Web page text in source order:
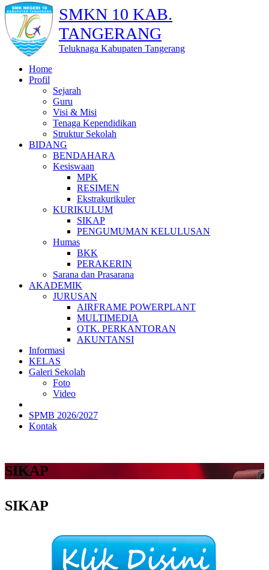
SMKN 10 KAB.
TANGERANG
Teluknaga Kabupaten Tangerang
Home
Profil
Sejarah
Guru
Visi & Misi
Tenaga Kependidikan
Struktur Sekolah
BIDANG
BENDAHARA
Kesiswaan
MPK
RESIMEN
Ekstrakurikuler
KURIKULUM
SIKAP
PENGUMUMAN KELULUSAN
Humas
BKK
PERAKERIN
Sarana dan Prasarana
AKADEMIK
JURUSAN
AIRFRAME POWERPLANT
MULTIMEDIA
OTK. PERKANTORAN
AKUNTANSI
Informasi
KELAS
Galeri Sekolah
Foto
Video
SPMB 2026/2027
Kontak
SIKAP
SIKAP